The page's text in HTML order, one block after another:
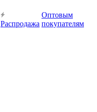
Распродажа
Оптовым
покупателям